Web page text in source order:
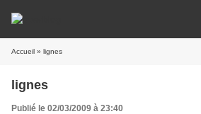
Accueil » lignes
lignes
Publié le 02/03/2009 à 23:40